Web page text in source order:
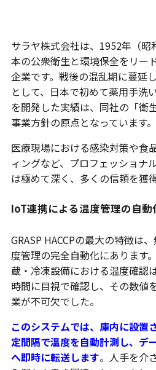
サラヤ株式会社は、1952年（昭
本の公衆衛生と環境保全をリー
企業です。戦後の混乱期に蔓延
として、日本で初めて薬用手洗
を開発した実績は、同社の「衛
事業方針の原点となっています。
医療現場における感染対策や食
ィングなど、プロフェッショナ
は極めて深く、多くの信頼を獲
IoT連携による温度管理の自
GRASP HACCPの最大の特徴は
度管理の完全自動化にあります
蔵・冷凍設備における温度確認
時間に目視で確認し、その数値
業が不可欠でした。
このシステムでは、庫内に設置
定間隔で温度を自動計測し、デ
へ即時に転送します。人手を介